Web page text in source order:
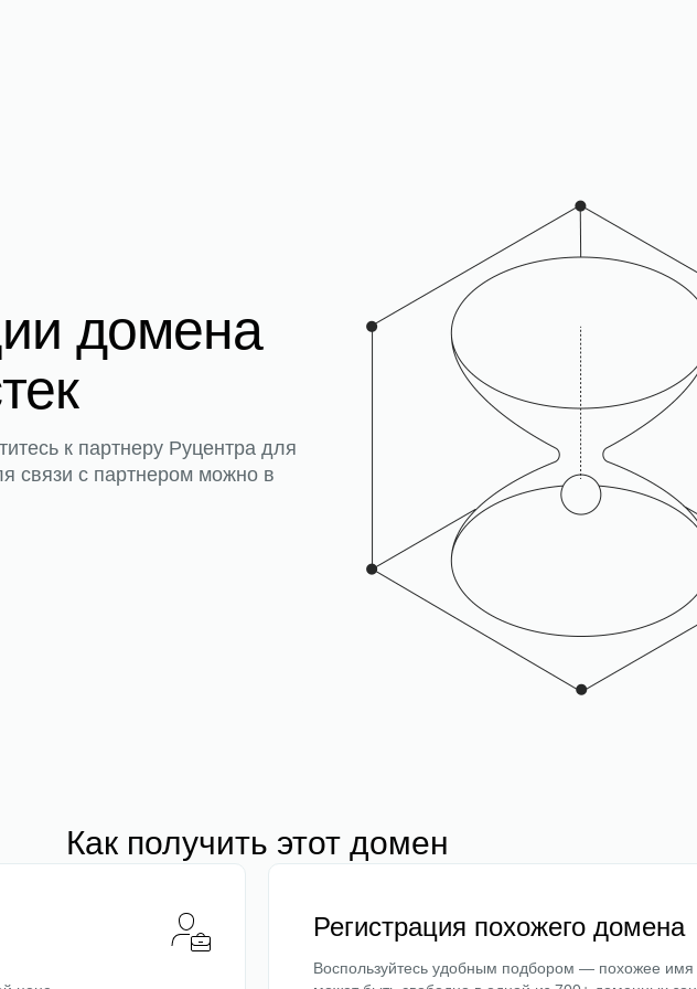
домена
к партнеру Руцентра для
связи с партнером можно в
Как получить этот домен
Регистрация похожего домена
Воспользуйтесь удобным подбором — похожее имя